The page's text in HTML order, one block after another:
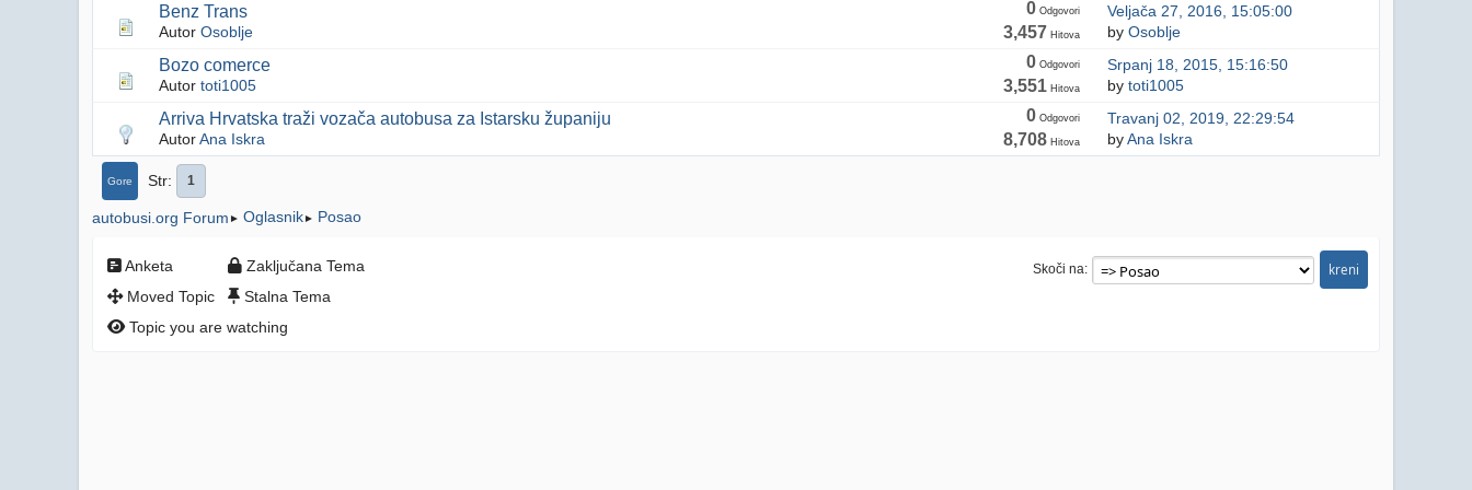
Benz Trans
Autor Osoblje
0Odgovori
3,457 Hitova
Veljača 27, 2016, 15:05:00
by Osoblje
Bozo comerce
Autor toti1005
0Odgovori
3,551Hitova
Srpanj 18, 2015, 15:16:50
by toti1005
Arriva Hrvatska traži vozača autobusa za Istarsku županiju
AutorAna Iskra
0Odgovori
8,708Hitova
Travanj 02, 2019, 22:29:54
byAna Iskra
Gore Str 1
autobusi.org Forum ► Oglasnik► Posao
Skoči na
Anketa
Moved Topic
Zaključana Tema
Stalna Tema
Topic you are watching